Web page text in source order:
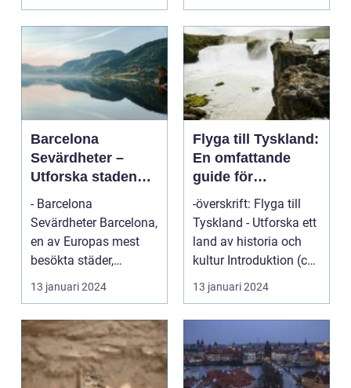
Barcelona
Sevärdheter –
Utforska staden
från sin mest
fascinerande sida
- Barcelona
Sevärdheter Barcelona,
en av Europas mest
besökta städer,
erbjuder en skattkista
av sev...
13 januari 2024
Flyga till Tyskland:
En omfattande
guide för
privatpersoner
-överskrift: Flyga till
Tyskland - Utforska ett
land av historia och
kultur Introduktion (ca
150 or...
13 januari 2024